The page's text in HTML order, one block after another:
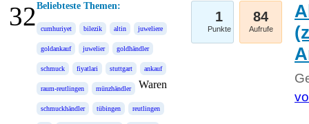
Beliebteste Themen:
cumhuriyet bilezik altin juweliere
goldankauf juwelier goldhändler
schmuck fiyatlari stuttgart ankauf
raum-reutlingen münzhändler
schmuckhändler tübingen reutlingen
Waren
1
Punkte
84
Aufrufe
32